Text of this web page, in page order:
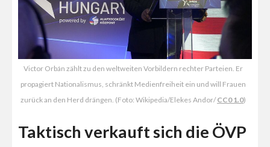
Victor Orbán zählt zu den weltweiten Vorbildern rechter Parteien. Er
propagiert Nationalismus, schränkt Medienfreiheit ein und will Frauen
zurück an den Herd drängen. (Foto: Wikipedia/Elekes Andor/CC0 1.0)
Taktisch verkauft sich die ÖVP